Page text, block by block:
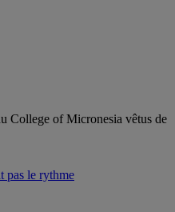
pas le rythme